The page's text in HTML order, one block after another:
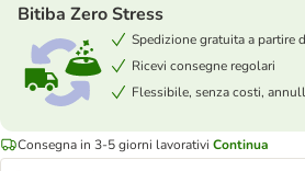
Bitiba Zero Stress
Spedizione gratuita a partire
Ricevi consegne regolari
Flessibile, senza costi,
Consegna in 3-5 giorni lavorativi Continua